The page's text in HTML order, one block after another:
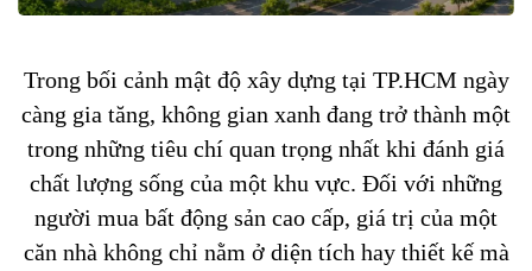
Trong bối cảnh mật độ xây dựng tại TP.HCM ngày
càng gia tăng, không gian xanh đang trở thành một
trong những tiêu chí quan trọng nhất khi đánh giá
chất lượng sống của một khu vực. Đối với những
người mua bất động sản cao cấp, giá trị của một
căn nhà không chỉ nằm ở diện tích hay thiết kế mà